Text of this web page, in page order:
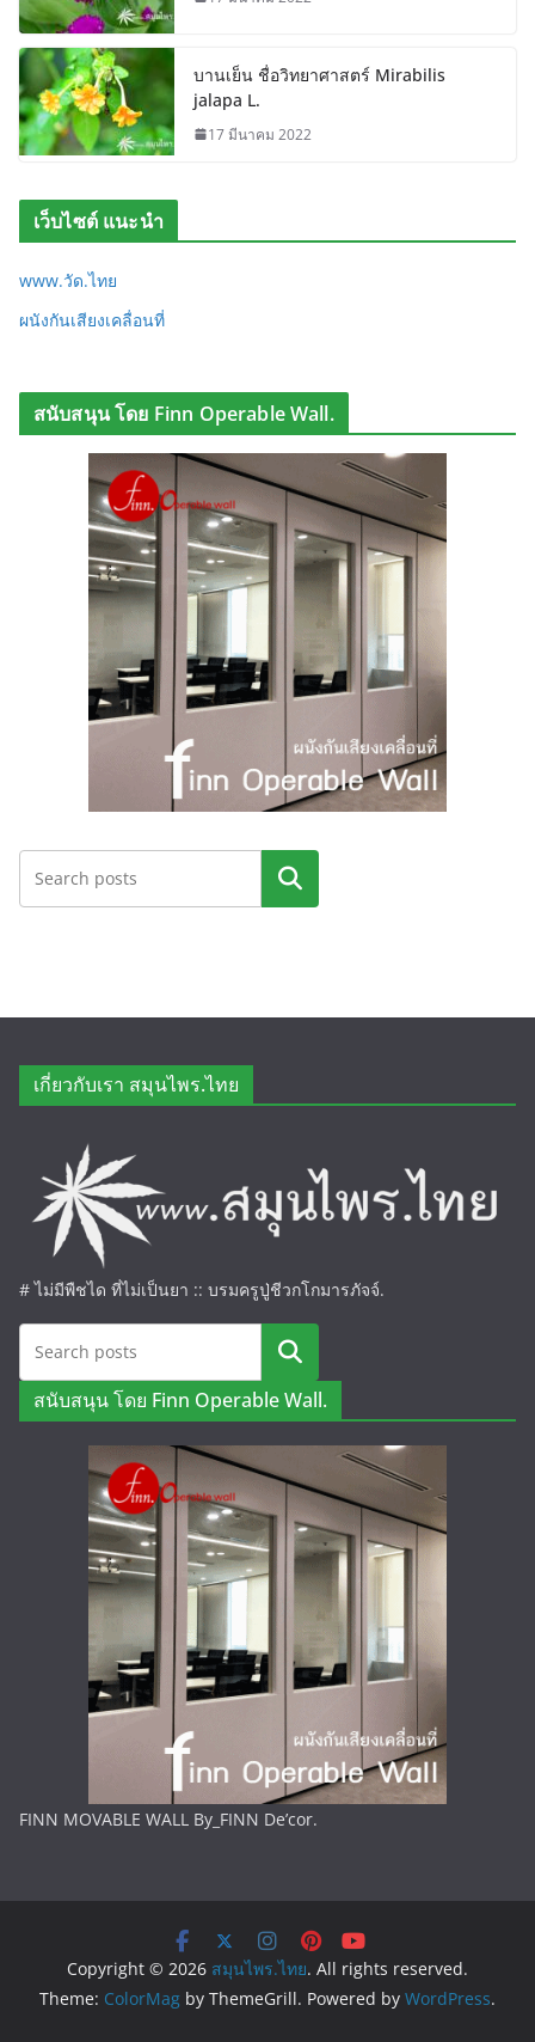
บานเย็น ชื่อวิทยาศาสตร์ Mirabilis
jalapa L.
17 มีนาคม 2022
เว็บไซต์ แนะนำ
www.วัด.ไทย
ผนังกันเสียงเคลื่อนที่
สนับสนุน โดย Finn Operable Wall.
ค้นหา
เกี่ยวกับเรา สมุนไพร.ไทย
# ไม่มีพืชได ที่ไม่เป็นยา :: บรมครูปู่ชีวกโกมารภัจจ์.
ค้นหา
สนับสนุน โดย Finn Operable Wall.
FINN MOVABLE WALL By_FINN De’cor.
Copyright © 2026 สมุนไพร.ไทย. All rights reserved.
Theme: ColorMag by ThemeGrill. Powered by WordPress.